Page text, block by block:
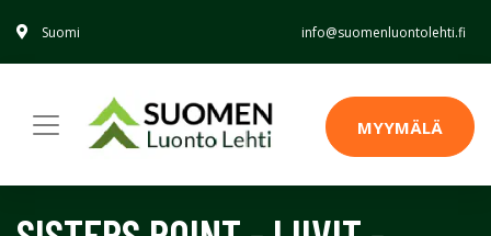
Suomi info@suomenluontolehti.fi
MYYMÄLÄ